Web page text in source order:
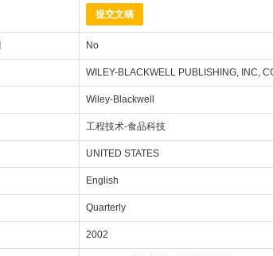
提交文稿
No
WILEY-BLACKWELL PUBLISHING, INC,
Wiley-Blackwell
工程技术-食品科技
UNITED STATES
English
Quarterly
2002